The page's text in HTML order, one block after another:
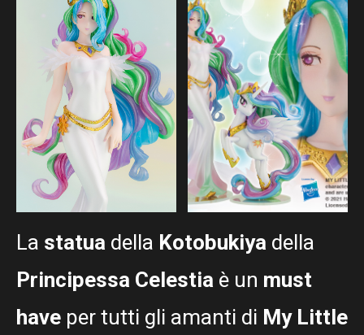
La statua della Kotobukiya della
Principessa Celestia è un must
have per tutti gli amanti di My Little